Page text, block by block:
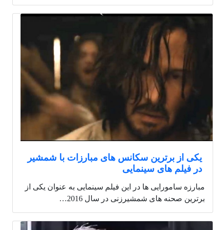
یکی از برترین سکانس های مبارزات با شمشیر
در فیلم های سینمایی
مبارزه سامورایی ها در این فیلم سینمایی به عنوان یکی از
برترین صحنه های شمشیرزنی در سال 2016…